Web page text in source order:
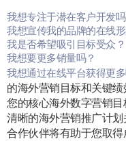
我想专注于潜在客户开发吗
我想宣传我的品牌的在线形
我是否希望吸引目标受众？
我想要更多销量吗？
我想通过在线平台获得更
的海外营销目标和关键
您的核心海外数字营销
清晰的海外营销推广计
合作伙伴将有助于您取得